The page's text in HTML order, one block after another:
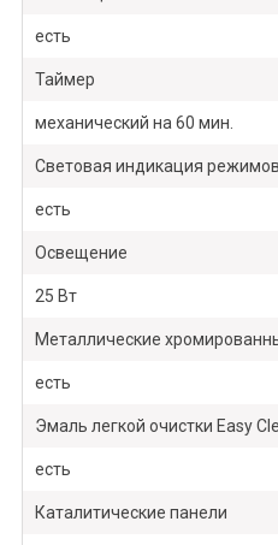
есть
Таймер
механический на 60 мин.
Световая индикация
есть
Освещение
25 Вт
Металлические
есть
Эмаль легкой очистки Easy
есть
Каталитические панели